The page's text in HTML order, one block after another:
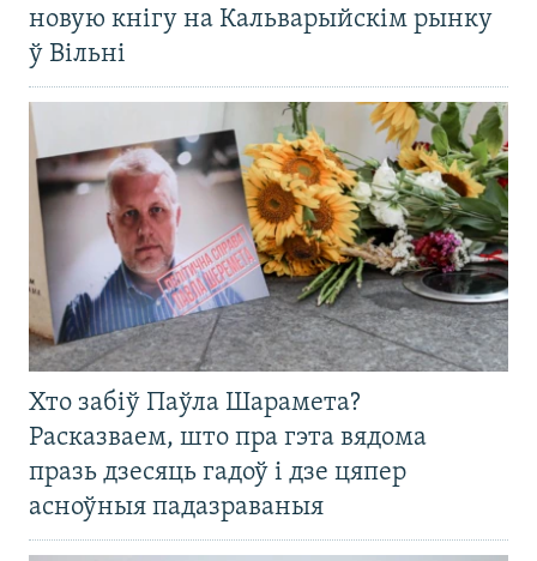
новую кнігу на Кальварыйскім рынку
ў Вільні
Хто забіў Паўла Шарамета?
Расказваем, што пра гэта вядома
празь дзесяць гадоў і дзе цяпер
асноўныя падазраваныя